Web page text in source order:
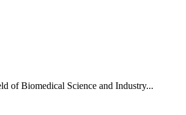
of Biomedical Science and Industry...